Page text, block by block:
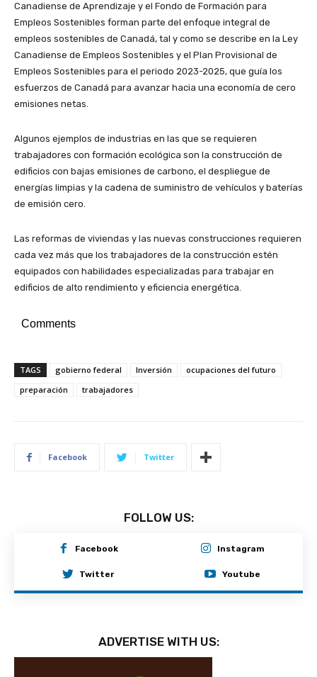
Canadiense de Aprendizaje y el Fondo de Formación para
Empleos Sostenibles forman parte del enfoque integral de
empleos sostenibles de Canadá, tal y como se describe en la Ley
Canadiense de Empleos Sostenibles y el Plan Provisional de
Empleos Sostenibles para el periodo 2023-2025, que guía los
esfuerzos de Canadá para avanzar hacia una economía de cero
emisiones netas.
Algunos ejemplos de industrias en las que se requieren
trabajadores con formación ecológica son la construcción de
edificios con bajas emisiones de carbono, el despliegue de
energías limpias y la cadena de suministro de vehículos y baterías
de emisión cero.
Las reformas de viviendas y las nuevas construcciones requieren
cada vez más que los trabajadores de la construcción estén
equipados con habilidades especializadas para trabajar en
edificios de alto rendimiento y eficiencia energética.
Comments
TAGS gobierno federal Inversión
ocupaciones del futuro
preparación
trabajadores
Facebook Twitter
FOLLOW US:
Facebook Instagram
Twitter Youtube
ADVERTISE WITH US: